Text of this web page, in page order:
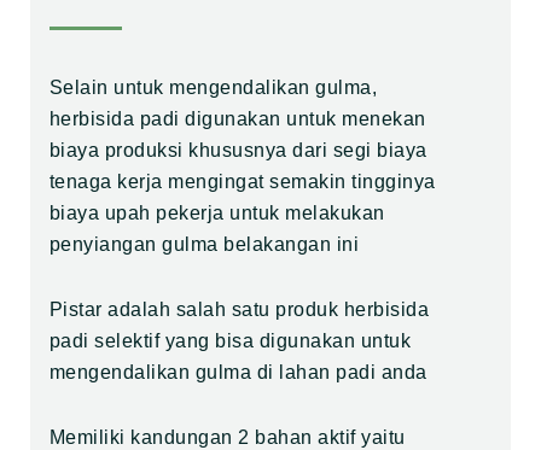
Selain untuk mengendalikan gulma,
herbisida padi digunakan untuk menekan
biaya produksi khususnya dari segi biaya
tenaga kerja mengingat semakin tingginya
biaya upah pekerja untuk melakukan
penyiangan gulma belakangan ini
Pistar adalah salah satu produk herbisida
padi selektif yang bisa digunakan untuk
mengendalikan gulma di lahan padi anda
Memiliki kandungan 2 bahan aktif yaitu